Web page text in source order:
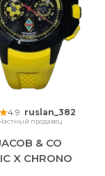
4.9 ruslan_382
Частный продавец
& CO
X CHRONO